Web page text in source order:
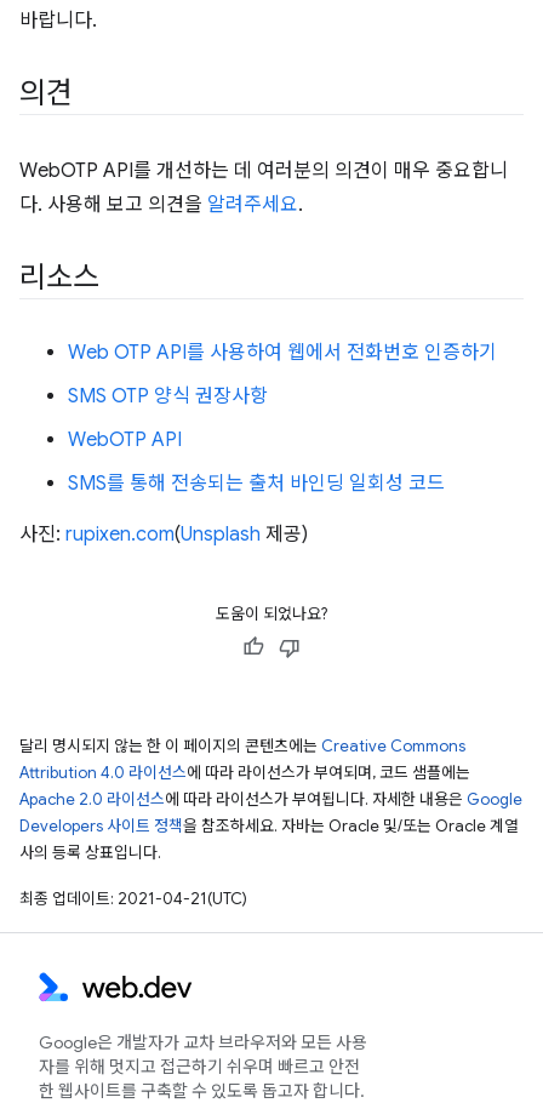
바랍니다.
의견
WebOTP API를 개선하는 데 여러분의 의견이 매우 중요합니
다. 사용해 보고 의견을 알려주세요.
리소스
Web OTP API를 사용하여 웹에서 전화번호 인증하기
SMS OTP 양식 권장사항
WebOTP API
SMS를 통해 전송되는 출처 바인딩 일회성 코드
사진: rupixen.com(Unsplash 제공)
도움이 되었나요?
달리 명시되지 않는 한 이 페이지의 콘텐츠에는 Creative Commons
Attribution 4.0 라이선스에 따라 라이선스가 부여되며, 코드 샘플에는
Apache 2.0 라이선스에 따라 라이선스가 부여됩니다. 자세한 내용은 Google
Developers 사이트 정책을 참조하세요. 자바는 Oracle 및/또는 Oracle 계열
사의 등록 상표입니다.
최종 업데이트: 2021-04-21(UTC)
Google은 개발자가 교차 브라우저와 모든 사용
자를 위해 멋지고 접근하기 쉬우며 빠르고 안전
한 웹사이트를 구축할 수 있도록 돕고자 합니다.